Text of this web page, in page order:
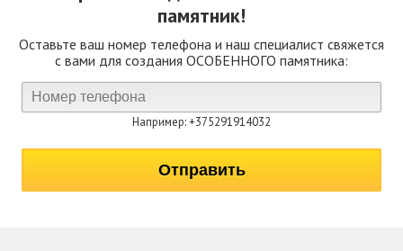
памятник!
Оставьте ваш номер телефона и наш специалист свяжется
с вами для создания ОСОБЕННОГО памятника:
Например: +375291914032